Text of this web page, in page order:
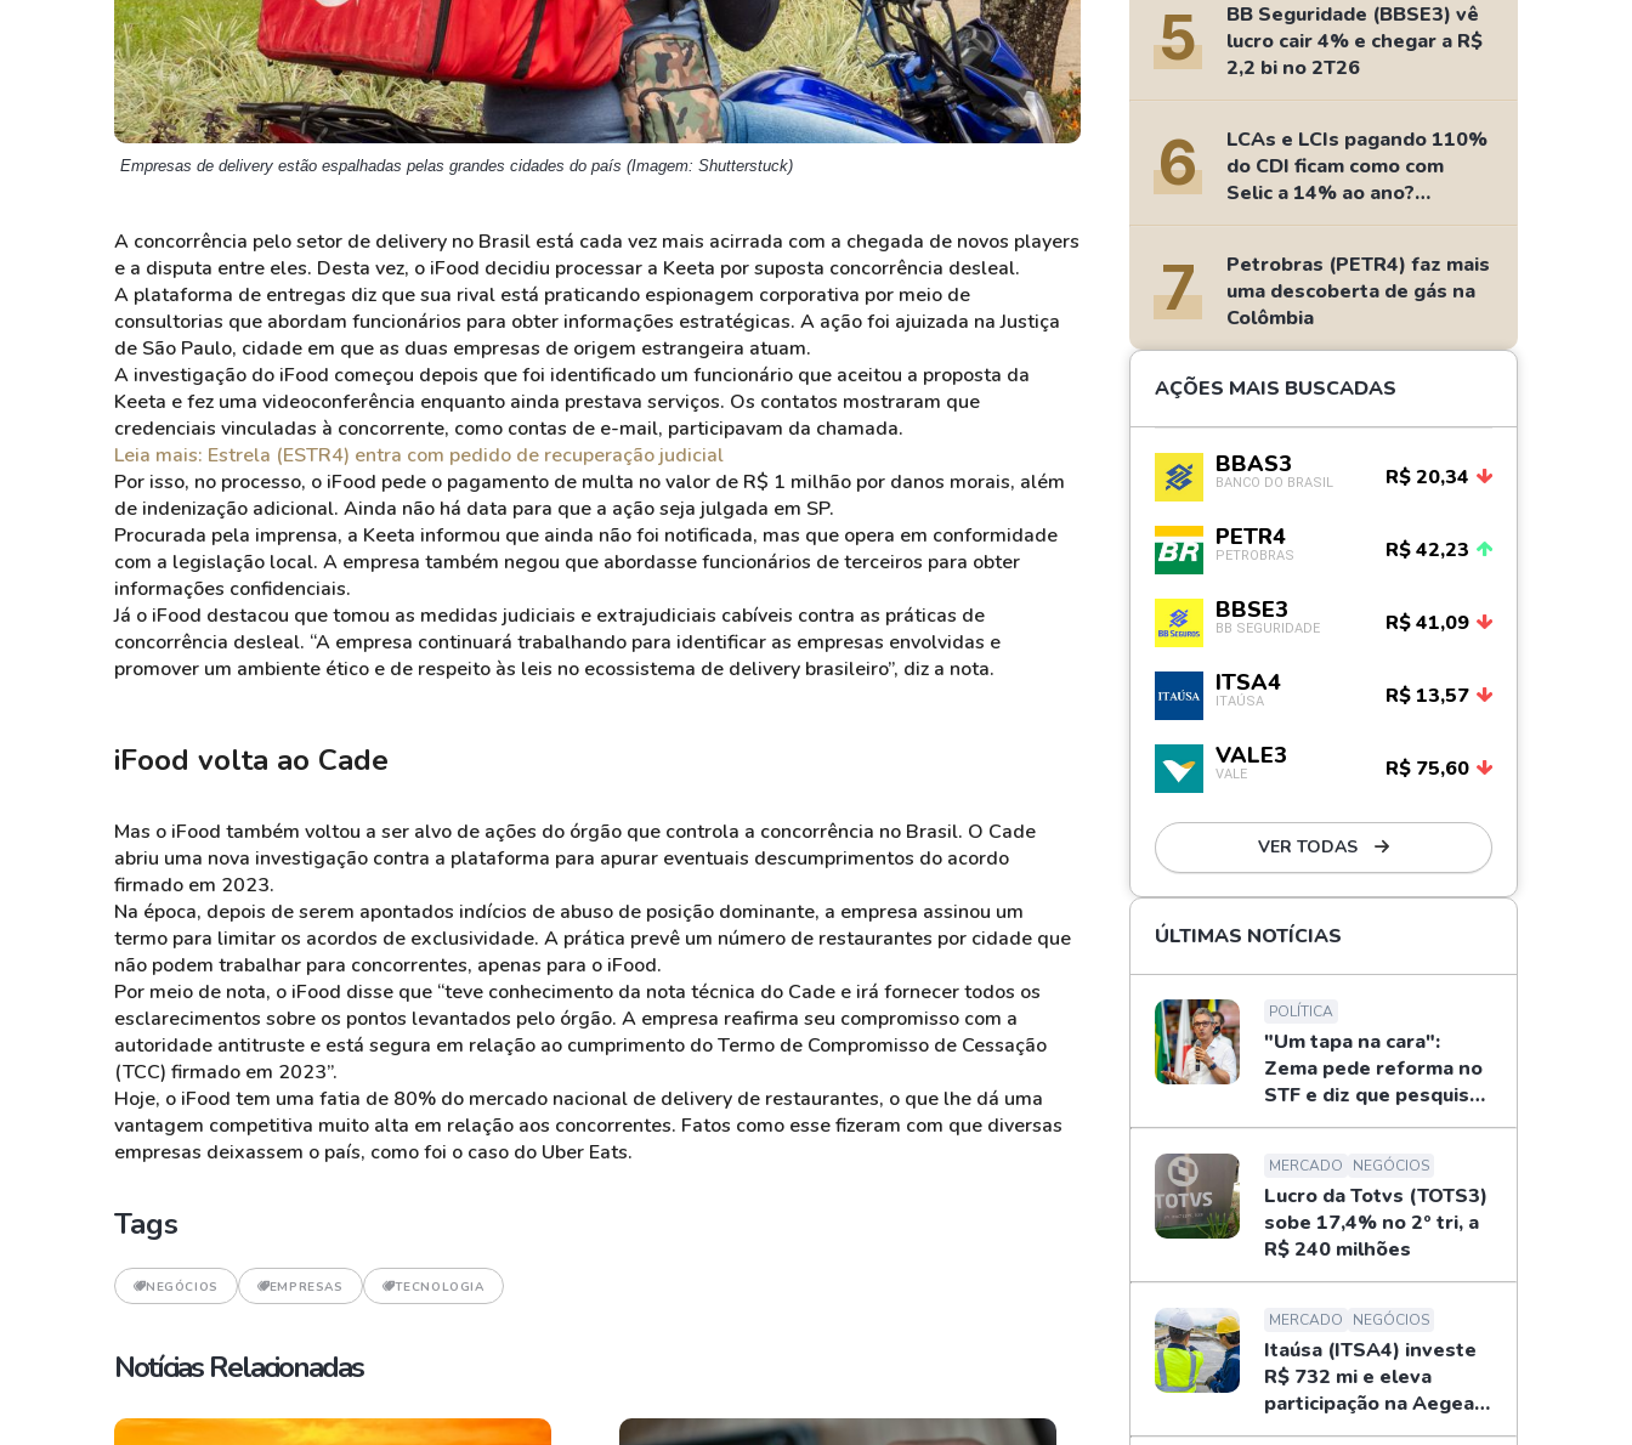
Empresas de delivery estão espalhadas pelas grandes cidades do país (Imagem: Shutterstuck)
A concorrência pelo setor de delivery no Brasil está cada vez mais acirrada com a chegada de novos players
e a disputa entre eles. Desta vez, o iFood decidiu processar a Keeta por suposta concorrência desleal.
A plataforma de entregas diz que sua rival está praticando espionagem corporativa por meio de
consultorias que abordam funcionários para obter informações estratégicas. A ação foi ajuizada na Justiça
de São Paulo, cidade em que as duas empresas de origem estrangeira atuam.
A investigação do iFood começou depois que foi identificado um funcionário que aceitou a proposta da
Keeta e fez uma videoconferência enquanto ainda prestava serviços. Os contatos mostraram que
credenciais vinculadas à concorrente, como contas de e-mail, participavam da chamada.
Leia mais: Estrela (ESTR4) entra com pedido de recuperação judicial
Por isso, no processo, o iFood pede o pagamento de multa no valor de R$ 1 milhão por danos morais, além
de indenização adicional. Ainda não há data para que a ação seja julgada em SP.
Procurada pela imprensa, a Keeta informou que ainda não foi notificada, mas que opera em conformidade
com a legislação local. A empresa também negou que abordasse funcionários de terceiros para obter
informações confidenciais.
Já o iFood destacou que tomou as medidas judiciais e extrajudiciais cabíveis contra as práticas de
concorrência desleal. “A empresa continuará trabalhando para identificar as empresas envolvidas e
promover um ambiente ético e de respeito às leis no ecossistema de delivery brasileiro”, diz a nota.
iFood volta ao Cade
Mas o iFood também voltou a ser alvo de ações do órgão que controla a concorrência no Brasil. O Cade
abriu uma nova investigação contra a plataforma para apurar eventuais descumprimentos do acordo
firmado em 2023.
Na época, depois de serem apontados indícios de abuso de posição dominante, a empresa assinou um
termo para limitar os acordos de exclusividade. A prática prevê um número de restaurantes por cidade que
não podem trabalhar para concorrentes, apenas para o iFood.
Por meio de nota, o iFood disse que “teve conhecimento da nota técnica do Cade e irá fornecer todos os
esclarecimentos sobre os pontos levantados pelo órgão. A empresa reafirma seu compromisso com a
autoridade antitruste e está segura em relação ao cumprimento do Termo de Compromisso de Cessação
(TCC) firmado em 2023”.
Hoje, o iFood tem uma fatia de 80% do mercado nacional de delivery de restaurantes, o que lhe dá uma
vantagem competitiva muito alta em relação aos concorrentes. Fatos como esse fizeram com que diversas
empresas deixassem o país, como foi o caso do Uber Eats.
Tags
NEGÓCIOS EMPRESAS TECNOLOGIA
Notícias Relacionadas
5
BB Seguridade (BBSE3) vê
lucro cair 4% e chegar a R$
2,2 bi no 2T26
6
LCAs e LCIs pagando 110%
do CDI ficam como com
Selic a 14% ao ano?
Fizemos as contas
7
Petrobras (PETR4) faz mais
uma descoberta de gás na
Colômbia
AÇÕES MAIS BUSCADAS
BBAS3
BANCO DO BRASIL R$ 20,34
PETR4
PETROBRAS R$ 42,23
BBSE3
BB SEGURIDADE R$ 41,09
ITSA4
ITAÚSA R$ 13,57
VALE3
VALE R$ 75,60
VER TODAS
ÚLTIMAS NOTÍCIAS
POLÍTICA
"Um tapa na cara":
Zema pede reforma no
STF e diz que pesquisas
não definem eleições
MERCADO NEGÓCIOS
Lucro da Totvs (TOTS3)
sobe 17,4% no 2º tri, a
R$ 240 milhões
MERCADO NEGÓCIOS
Itaúsa (ITSA4) investe
R$ 732 mi e eleva
participação na Aegea
para 14%